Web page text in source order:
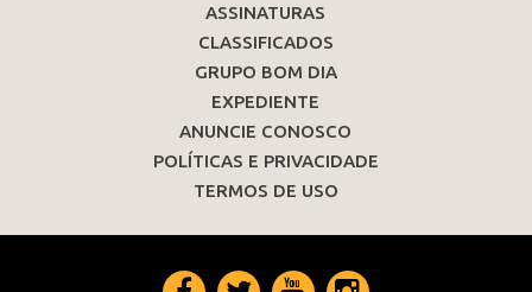
ASSINATURAS
CLASSIFICADOS
GRUPO BOM DIA
EXPEDIENTE
ANUNCIE CONOSCO
POLÍTICAS E PRIVACIDADE
TERMOS DE USO